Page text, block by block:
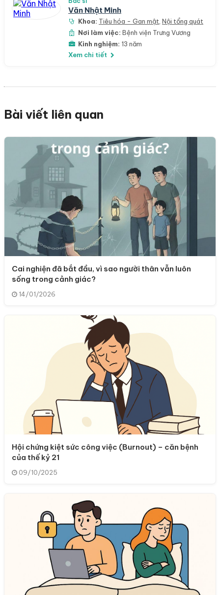
Văn Nhật Minh
Khoa: Tiêu hóa - Gan mật Nội tổng quát
Nơi làm việc: Bệnh viện Trưng Vương
Kinh nghiệm: 13 năm
Xem chi tiết
Bài viết liên quan
Cai nghiện đã bắt đầu, vì sao người thân vẫn luôn
sống trong cảnh giác?
14/01/2026
Hội chứng kiệt sức công việc (Burnout) – căn bệnh
của thế kỷ 21
09/10/2025